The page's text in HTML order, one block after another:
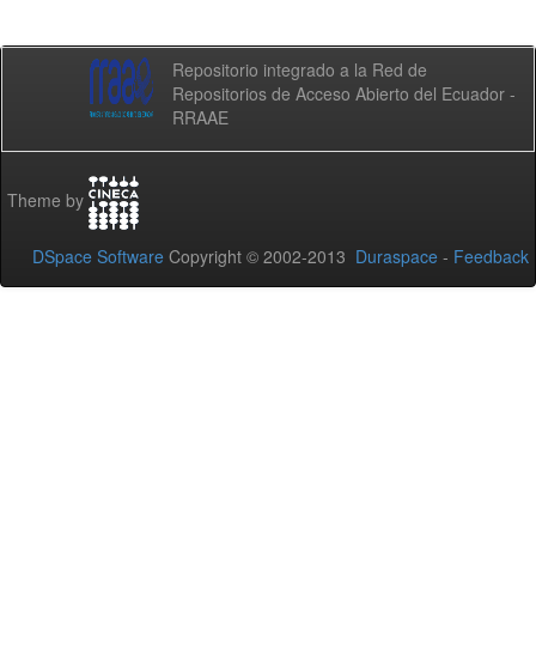
Repositorio integrado a la Red de
Repositorios de Acceso Abierto del Ecuador -
RRAAE
Theme by
DSpace Software Copyright © 2002-2013 Duraspace - Feedback